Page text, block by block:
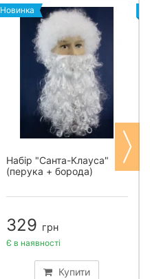
Новинка
Набір "Санта-Клауса"
(перука + борода)
329 грн
Купити
Є в наявності